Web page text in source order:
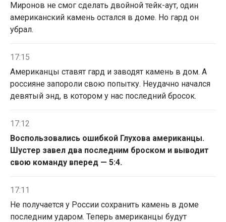
Миронов не смог сделать двойной тейк-аут, один
американский камень остался в доме. Но гард он
убрал.
17:15
Американцы ставят гард и заводят камень в дом. А
россияне запороли свою попытку. Неудачно начался
девятый энд, в котором у нас последний бросок.
17:12
Воспользовались ошибкой Глухова американцы.
Шустер завел два последним броском и выводит
свою команду вперед — 5:4.
17:11
Не получается у России сохранить камень в доме
последним ударом. Теперь американцы будут